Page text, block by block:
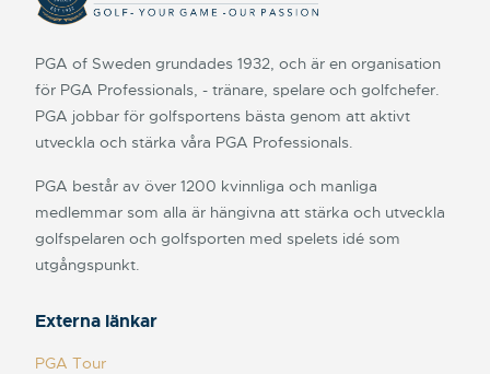
PGA of Sweden grundades 1932, och är en organisation
för PGA Professionals, - tränare, spelare och golfchefer.
PGA jobbar för golfsportens bästa genom att aktivt
utveckla och stärka våra PGA Professionals.
PGA består av över 1200 kvinnliga och manliga
medlemmar som alla är hängivna att stärka och utveckla
golfspelaren och golfsporten med spelets idé som
utgångspunkt.
Externa länkar
PGA Tour